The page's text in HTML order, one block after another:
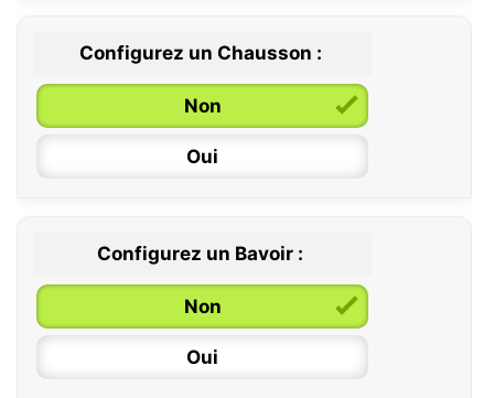
0 / 6 mois
6 / 12 mois
12 / 18 mois
Configurez un Chausson :
Non
Oui
Configurez un Bavoir :
Non
Oui